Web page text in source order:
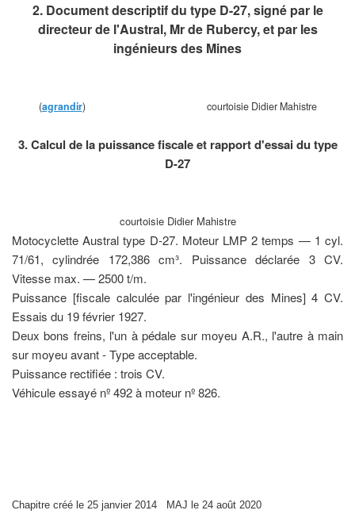
2. Document descriptif du type D-27, signé par le
directeur de l'Austral, Mr de Rubercy, et par les
ingénieurs des Mines
(agrandir) courtoisie Didier Mahistre
3. Calcul de la puissance fiscale et rapport d'essai du type
D-27
courtoisie Didier Mahistre
Motocyclette Austral type D-27. Moteur LMP 2 temps — 1 cyl.
71/61, cylindrée 172,386 cm³. Puissance déclarée 3 CV.
Vitesse max. — 2500 t/m.
Puissance [fiscale calculée par l'ingénieur des Mines] 4 CV.
Essais du 19 février 1927.
Deux bons freins, l'un à pédale sur moyeu A.R., l'autre à main
sur moyeu avant - Type acceptable.
Puissance rectifiée : trois CV.
Véhicule essayé nº 492 à moteur nº 826.
Chapitre créé le 25 janvier 2014 MAJ le 24 août 2020